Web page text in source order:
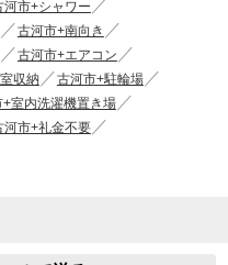
河市+シャワー
古河市+南向き
古河市+エアコン
収納
古河市+駐輪場
+室内洗濯機置き場
河市+礼金不要